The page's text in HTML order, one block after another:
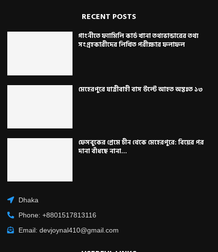
RECENT POSTS
গাংনীতে ফ্যামিলি কার্ড খানা তথ্যভান্ডারের তথ্য
সংগ্রহকারীদের লিখিত পরীক্ষার ফলাফল
মেহেরপুরে যাত্রীবাহী বাস উল্টে আহত অন্তঃত ১৩
ফেসবুকের প্রেমে চীন থেকে মেহেরপুরে: বিয়ের পর
দানা বাঁধছে নানা...
Dhaka
Phone: +8801517813116
Email: devjoynal410@gmail.com